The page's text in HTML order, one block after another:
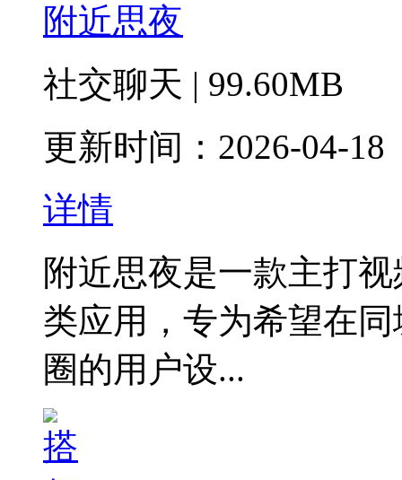
附近思夜
社交聊天 | 99.60MB
更新时间：2026-04-18
详情
附近思夜是一款主打
类应用，专为希望在
圈的用户设...